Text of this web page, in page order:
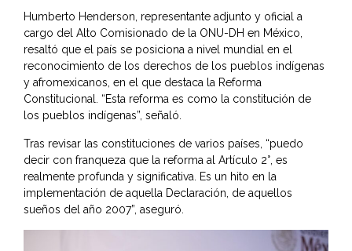
Humberto Henderson, representante adjunto y oficial a
cargo del Alto Comisionado de la ONU-DH en México,
resaltó que el país se posiciona a nivel mundial en el
reconocimiento de los derechos de los pueblos indígenas
y afromexicanos, en el que destaca la Reforma
Constitucional. “Esta reforma es como la constitución de
los pueblos indígenas”, señaló.
Tras revisar las constituciones de varios países, “puedo
decir con franqueza que la reforma al Artículo 2°, es
realmente profunda y significativa. Es un hito en la
implementación de aquella Declaración, de aquellos
sueños del año 2007”, aseguró.